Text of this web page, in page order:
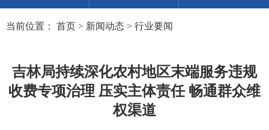
当前位置： 首页 > 新闻动态 > 行业要闻
吉林局持续深化农村地区末端服务违规
收费专项治理 压实主体责任 畅通群众维
权渠道